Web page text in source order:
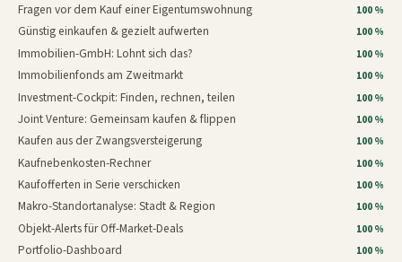
Fragen vor dem Kauf einer Eigentumswohnung 100 %
Günstig einkaufen & gezielt aufwerten 100 %
Immobilien-GmbH: Lohnt sich das? 100 %
Immobilienfonds am Zweitmarkt 100 %
Investment-Cockpit: Finden, rechnen, teilen 100 %
Joint Venture: Gemeinsam kaufen & flippen 100 %
Kaufen aus der Zwangsversteigerung 100 %
Kaufnebenkosten-Rechner 100 %
Kaufofferten in Serie verschicken 100 %
Makro-Standortanalyse: Stadt & Region 100 %
Objekt-Alerts für Off-Market-Deals 100 %
Portfolio-Dashboard 100 %